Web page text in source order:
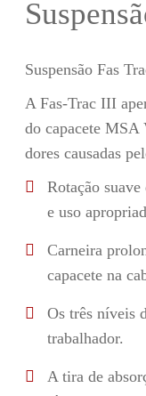
Suspensão Fas
A Fas-Trac III
do capacete MSA
dores causadas
Rotação
e uso
Carneira
capacete na
Os três níveis
trabalhador.
A tira de